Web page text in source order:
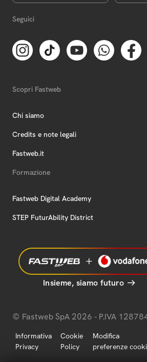
Seguici
Scopri Fastweb
Chi siamo
Credits e note legali
Fastweb.it
Formazione
Fastweb Digital Academy
STEP FuturAbility District
Insieme, siamo futuro
© Fastweb SpA 2026 - P.IVA
Informativa
Privacy
Cookie
Policy
Modifica
preferenze